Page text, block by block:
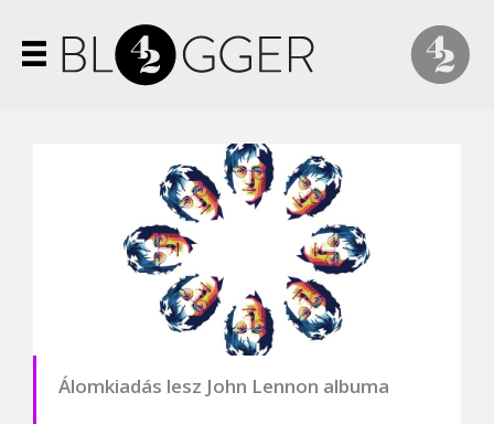
Álomkiadás lesz John Lennon albuma